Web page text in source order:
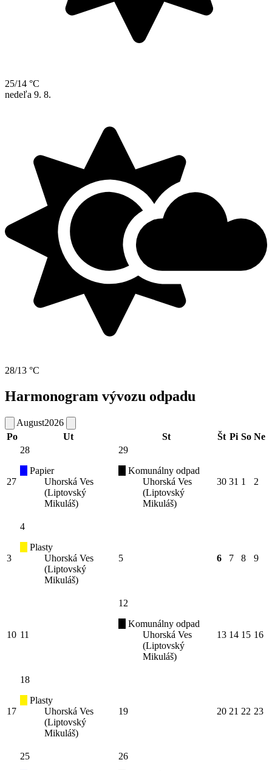
25/14 °C
nedeľa 9. 8.
28/13 °C
Harmonogram vývozu odpadu
August2026
Po
Ut St Št Pi So Ne
27
28
Papier
Uhorská Ves
(Liptovský
Mikuláš)
29
Komunálny odpad
Uhorská Ves
(Liptovský
Mikuláš)
30 31 1 2
3
4
Plasty
Uhorská Ves
(Liptovský
Mikuláš)
5 6 7 8 9
10 11
12
Komunálny odpad
Uhorská Ves
(Liptovský
Mikuláš)
13 14 15 16
17
18
Plasty
Uhorská Ves
(Liptovský
Mikuláš)
19 20 21 22 23
25
26